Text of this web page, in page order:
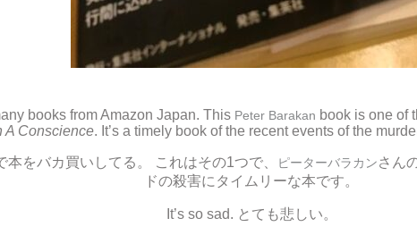
books from Amazon Japan. This Peter Barakan book is one of
A Conscience. It’s a timely book of the recent events of the
をバカ買いしてる。 これはその1つで、 ピーターバラカンさん
ドの殺害にタイムリーな本です。
It’s so sad. とても悲しい。